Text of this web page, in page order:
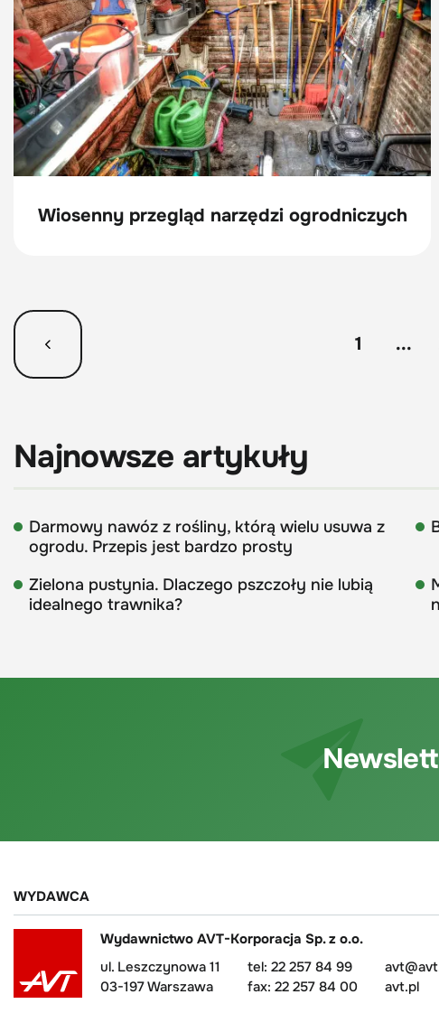
Wiosenny przegląd narzędzi ogrodniczych
1 ...
Najnowsze artykuły
Darmowy nawóz z rośliny, którą wielu usuwa z
ogrodu. Przepis jest bardzo prosty
Zielona pustynia. Dlaczego pszczoły nie lubią
idealnego trawnika?
WYDAWCA
Wydawnictwo AVT-Korporacja Sp. z o.o.
ul. Leszczynowa 11
03-197 Warszawa
tel: 22 257 84 99
fax: 22 257 84 00
avt.pl